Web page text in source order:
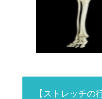
【ストレッチの